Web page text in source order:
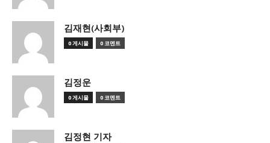
김재현(사회부)
0 게시물 0 코멘트
김정운
0 게시물 0 코멘트
김정현 기자